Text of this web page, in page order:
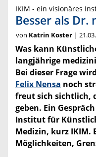
IKIM - ein visionäres
Besser als Dr.
von Katrin Koster
Was kann
langjährige
Bei dieser Frage
Felix Nensa noch
freut sich sichtlich,
geben. Ein
Institut für
Medizin, kurz IKIM.
Möglichkeiten,